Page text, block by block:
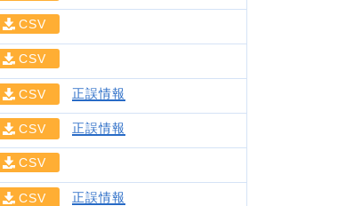
CSV
CSV
CSV 正誤情報
CSV 正誤情報
CSV
CSV 正誤情報